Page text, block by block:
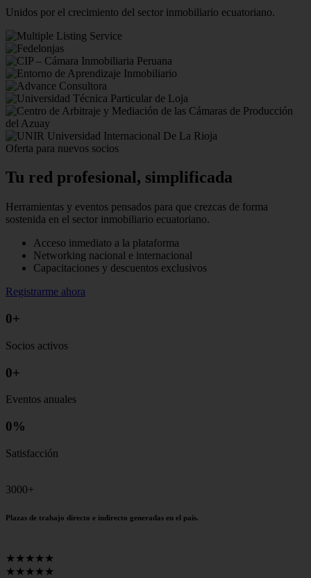
Unidos por el crecimiento del sector inmobiliario ecuatoriano.
Oferta para nuevos socios
Tu red profesional, simplificada
Herramientas y eventos pensados para que crezcas de forma
sostenida en el sector inmobiliario ecuatoriano.
Acceso inmediato a la plataforma
Networking nacional e internacional
Capacitaciones y descuentos exclusivos
Registrarme ahora
0+
Socios activos
0+
Eventos anuales
0%
Satisfacción
3000+
Plazas de trabajo directo e indirecto generadas en el país.
★★★★★
★★★★★